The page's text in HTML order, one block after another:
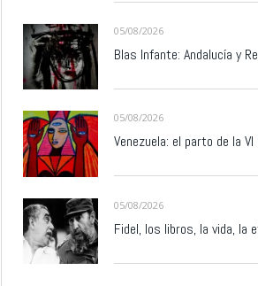
05/08/2026
Blas Infante: Andalucía y
05/08/2026
Venezuela: el parto de la VI
05/08/2026
Fidel, los libros, la vida, la